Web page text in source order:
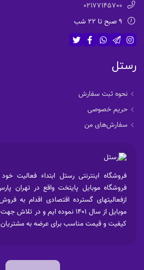
02177145700
9 صبح تا 22 شب
رستل
نحوه ثبت سفارش
حریم خصوصی
سفارش‌های من
فروشگاه موبایل پایتخت واقع در تهران
ازفعالیتهای گسترده اقتصادی اقدام به
موبایل از سال 1401 نموده ایم و
کیفیت و قیمت مناسب برای عرضه به